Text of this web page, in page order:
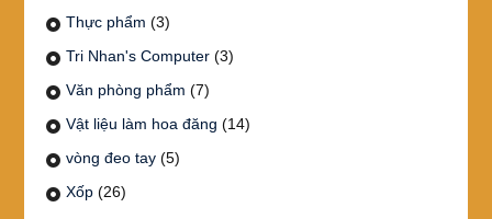
Thực phẩm (3)
Tri Nhan's Computer (3)
Văn phòng phẩm (7)
Vật liệu làm hoa đăng (14)
vòng đeo tay (5)
Xốp (26)